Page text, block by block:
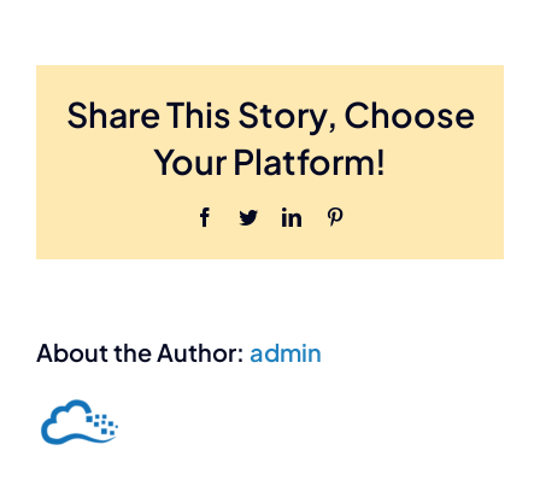
Share This Story, Choose
Your Platform!
Facebook
TwitterLinkedIn
About the Author: admin